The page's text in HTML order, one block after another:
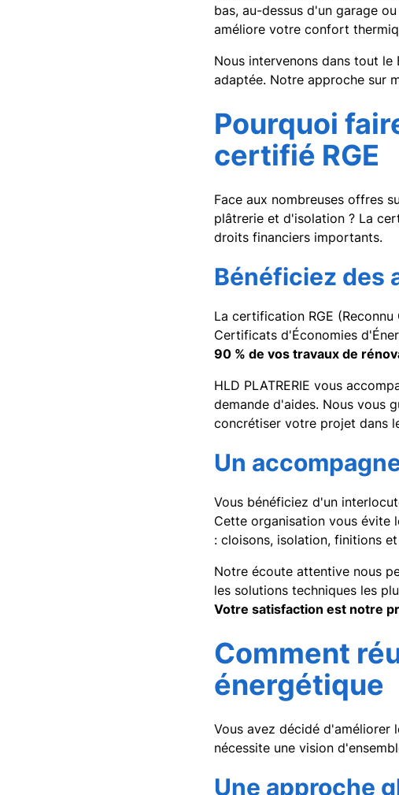
bas, au-dessus d'un garage
améliore votre confort
Nous intervenons dans tout
adaptée. Notre approche sur
Pourquoi
certifié RGE
Face aux nombreuses offres
plâtrerie et d'isolation ? La
droits financiers importants.
Bénéficiez des
La certification RGE
Certificats d'Économies
90 % de vos travaux de
HLD PLATRERIE vous
demande d'aides. Nous vous
concrétiser votre projet dans
Un
Vous bénéficiez d'un
Cette organisation vous évite
: cloisons, isolation, finitions
Notre écoute attentive nous
les solutions techniques les
Votre satisfaction est notre
Comment
énergétique
Vous avez décidé d'améliorer
nécessite une vision
Une approche